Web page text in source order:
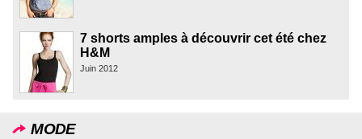
7 shorts amples à découvrir cet été chez
H&M
Juin 2012
MODE